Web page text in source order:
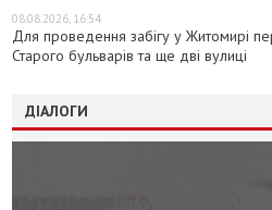
08.08.2026, 16:54
Для проведення забігу у Житомирі
Старого бульварів та ще дві вулиці
ДІАЛОГИ